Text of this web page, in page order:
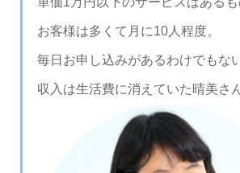
お客様は多くて月に10人程度。
毎日お申し込みがあるわけでもな
収入は生活費に消えていた晴美さん